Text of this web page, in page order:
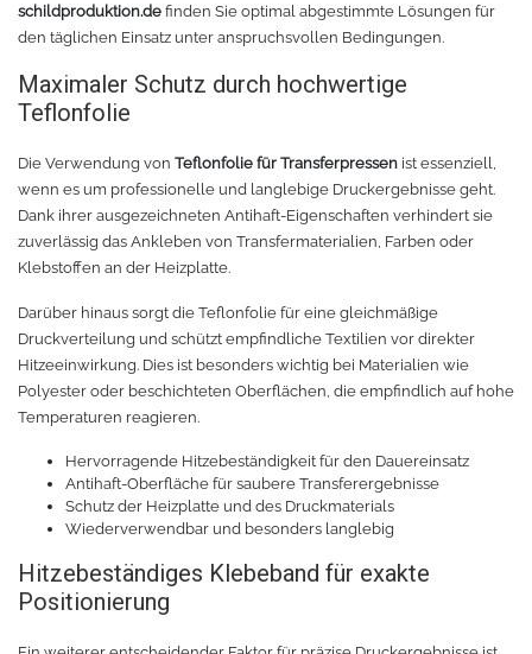
Chemica Firstmark
Chemica Hotmark
Chemica Upperflok
Chemica Galaxy
Chemica Sunmark
Chemica Printbar
Chemica Darklite
Chemica Metallic
Chemica Fashion
Schnellspanner
Taschen und Kisten
Werkzeugtasche
Handgelenktasche
Werkzeugkasten
Reinigungsset
Glasschaber
Verpackungsmaschinen
schildproduktion.de finden Sie optimal abgestimmte Lösungen für
den täglichen Einsatz unter anspruchsvollen Bedingungen.
Maximaler Schutz durch hochwertige
Teflonfolie
Die Verwendung von Teflonfolie für Transferpressen ist essenziell,
wenn es um professionelle und langlebige Druckergebnisse geht.
Dank ihrer ausgezeichneten Antihaft-Eigenschaften verhindert sie
zuverlässig das Ankleben von Transfermaterialien, Farben oder
Klebstoffen an der Heizplatte.
Darüber hinaus sorgt die Teflonfolie für eine gleichmäßige
Druckverteilung und schützt empfindliche Textilien vor direkter
Hitzeeinwirkung. Dies ist besonders wichtig bei Materialien wie
Polyester oder beschichteten Oberflächen, die empfindlich auf hohe
Temperaturen reagieren.
Hervorragende Hitzebeständigkeit für den Dauereinsatz
Antihaft-Oberfläche für saubere Transferergebnisse
Schutz der Heizplatte und des Druckmaterials
Wiederverwendbar und besonders langlebig
Hitzebeständiges Klebeband für exakte
Positionierung